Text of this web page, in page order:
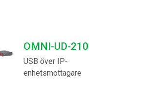
OMNI-UD-210
USB över IP-
enhetsmottagare